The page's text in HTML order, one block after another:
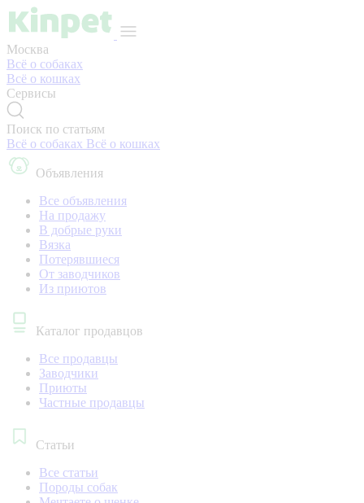
Москва
Всё о собаках
Всё о кошках
Сервисы
Поиск по статьям
Всё о собаках Всё о кошках
Объявления
Все объявления
На продажу
В добрые руки
Вязка
Потерявшиеся
От заводчиков
Из приютов
Каталог продавцов
Все продавцы
Заводчики
Приюты
Частные продавцы
Статьи
Все статьи
Породы собак